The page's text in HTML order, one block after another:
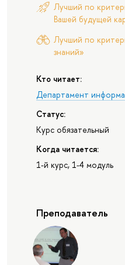
Лучший по
Вашей будущей
Лучший по
знаний»
Кто читает:
Департамент
Статус:
Курс обязательный
Когда читается:
1-й курс, 1-4 модуль
Преподаватель